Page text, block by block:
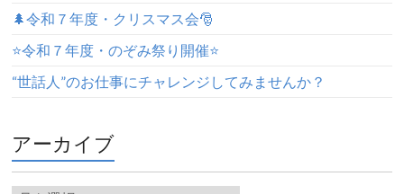
🌲令和７年度・クリスマス会🎅
⭐️令和７年度・のぞみ祭り開催⭐️
“世話人”のお仕事にチャレンジしてみませんか？
アーカイブ